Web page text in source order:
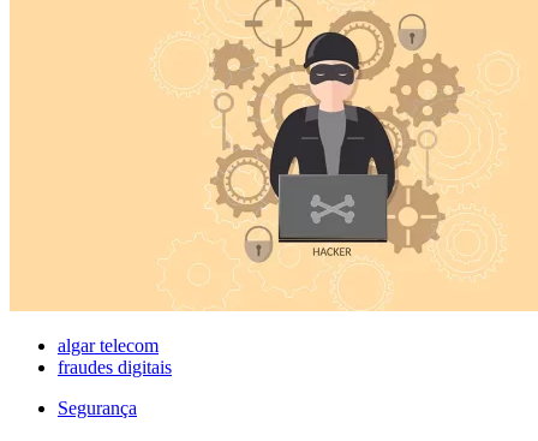
algar telecom
fraudes digitais
Segurança